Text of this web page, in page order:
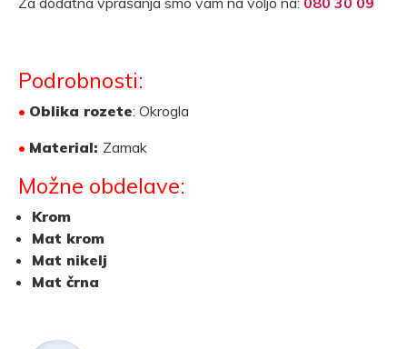
Podrobnosti:
• Oblika rozete: Okrogla
• Material: Zamak
Možne obdelave:
Krom
Mat krom
Mat nikelj
Mat črna